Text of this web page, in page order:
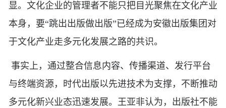
显。文化企业的管理者不能只把目光聚焦在文化产业
本身，要“跳出出版做出版”已经成为安徽出版集团对
于文化产业走多元化发展之路的共识。
事实上，通过整合信息内容、传播渠道、发行平台
与终端资源，时代出版以先进技术为支撑，不断推动
多元化新兴业态迅速发展。王亚非认为，出版社不能